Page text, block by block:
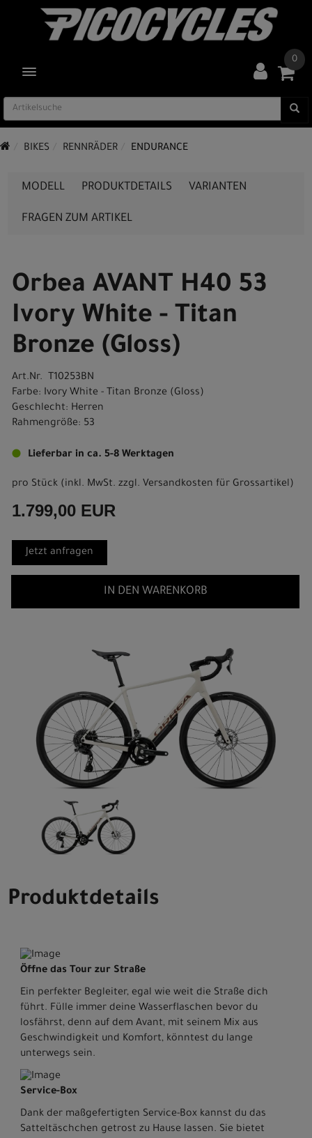
TOGGLE NAVIGATION
0
BIKES RENNRÄDER ENDURANCE
MODELL PRODUKTDETAILS VARIANTEN
FRAGEN ZUM ARTIKEL
Orbea AVANT H40 53
Ivory White - Titan
Bronze (Gloss)
Art.Nr. T10253BN
Farbe: Ivory White - Titan Bronze (Gloss)
Geschlecht: Herren
Rahmengröße: 53
Lieferbar in ca. 5-8 Werktagen
pro Stück (inkl. MwSt. zzgl. Versandkosten für Grossartikel)
1.799,00 EUR
Jetzt anfragen
IN DEN WARENKORB
Produktdetails
Öffne das Tour zur Straße
Ein perfekter Begleiter, egal wie weit die Straße dich
führt. Fülle immer deine Wasserflaschen bevor du
losfährst, denn auf dem Avant, mit seinem Mix aus
Geschwindigkeit und Komfort, könntest du lange
unterwegs sein.
Service-Box
Dank der maßgefertigten Service-Box kannst du das
Satteltäschchen getrost zu Hause lassen. Sie bietet